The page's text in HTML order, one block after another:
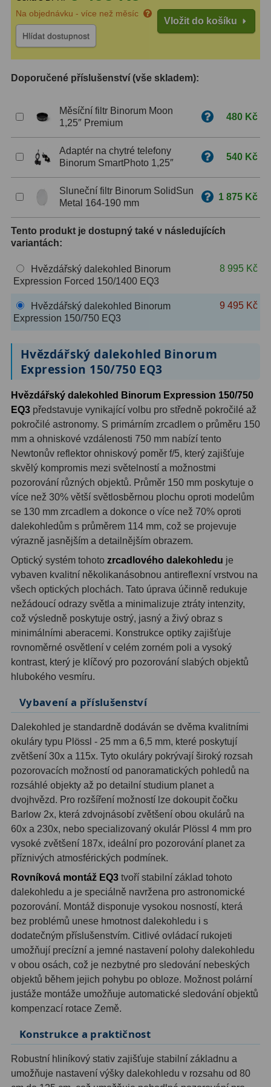
ZOOM12
ED a Flat Field12
Měřící, s mřížkou6
Filtry 181
Sluneční 42
CLS a UHC18
OIII9
Hβ6
Planetární2
Barlow čočky65
Barlow 2x38
Barlow 3x12
Barlow 4x3
Barlow 5x 8
Převracecí4
Hledáčky 28
Optické hledáčky
Red Dot hledáčky6
Sluneční hledáčky3
Úchyty a držáky hledáčků
Příslušenství54
Redukce 1,25" a 2"17
Svítilny5
Čištění 28
Binohlavy
Ostatní1
Montáže93
Azimutální AZ5
Paralaktické EQ
Fotografické montáže5
Stativy a pilíře3
Objímky10
Motory a pohony
Upínací prvky13
Závaží
Na objednávku - více než měsíc
Hlídat dostupnost
Vložit do košíku
Doporučené příslušenství (vše skladem):
Měsíční filtr Binorum Moon
1,25″ Premium
480 Kč
Adaptér na chytré telefony
Binorum SmartPhoto 1,25″
540 Kč
Sluneční filtr Binorum SolidSun
Metal 164-190 mm
1 875 Kč
Tento produkt je dostupný také v následujících
variantách:
Hvězdářský dalekohled Binorum
Expression Forced 150/1400 EQ3
8 995 Kč
Hvězdářský dalekohled Binorum
Expression 150/750 EQ3
9 495 Kč
Hvězdářský dalekohled Binorum
Expression 150/750 EQ3
Hvězdářský dalekohled Binorum Expression 150/750
EQ3 představuje vynikající volbu pro středně pokročilé až
pokročilé astronomy. S primárním zrcadlem o průměru 150
mm a ohniskové vzdálenosti 750 mm nabízí tento
Newtonův reflektor ohniskový poměr f/5, který zajišťuje
skvělý kompromis mezi světelností a možnostmi
pozorování různých objektů. Průměr 150 mm poskytuje o
více než 30% větší světlosběrnou plochu oproti modelům
se 130 mm zrcadlem a dokonce o více než 70% oproti
dalekohledům s průměrem 114 mm, což se projevuje
výrazně jasnějším a detailnějším obrazem.
Optický systém tohoto zrcadlového dalekohledu je
vybaven kvalitní několikanásobnou antireflexní vrstvou na
všech optických plochách. Tato úprava účinně redukuje
nežádoucí odrazy světla a minimalizuje ztráty intenzity,
což výsledně poskytuje ostrý, jasný a živý obraz s
minimálními aberacemi. Konstrukce optiky zajišťuje
rovnoměrné osvětlení v celém zorném poli a vysoký
kontrast, který je klíčový pro pozorování slabých objektů
hlubokého vesmíru.
Vybavení a příslušenství
Dalekohled je standardně dodáván se dvěma kvalitními
okuláry typu Plössl - 25 mm a 6,5 mm, které poskytují
zvětšení 30x a 115x. Tyto okuláry pokrývají široký rozsah
pozorovacích možností od panoramatických pohledů na
rozsáhlé objekty až po detailní studium planet a
dvojhvězd. Pro rozšíření možností lze dokoupit čočku
Barlow 2x, která zdvojnásobí zvětšení obou okulárů na
60x a 230x, nebo specializovaný okulár Plössl 4 mm pro
vysoké zvětšení 187x, ideální pro pozorování planet za
příznivých atmosférických podmínek.
Rovníková montáž EQ3 tvoří stabilní základ tohoto
dalekohledu a je speciálně navržena pro astronomické
pozorování. Montáž disponuje vysokou nosností, která
bez problémů unese hmotnost dalekohledu i s
dodatečným příslušenstvím. Citlivé ovládací rukojeti
umožňují precízní a jemné nastavení polohy dalekohledu
v obou osách, což je nezbytné pro sledování nebeských
objektů během jejich pohybu po obloze. Možnost polární
justáže montáže umožňuje automatické sledování objektů
kompenzací rotace Země.
Konstrukce a praktičnost
Robustní hliníkový stativ zajišťuje stabilní základnu a
umožňuje nastavení výšky dalekohledu v rozsahu od 80